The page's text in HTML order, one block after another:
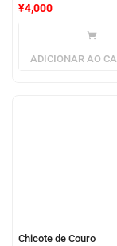
¥4,000
ADICIONAR AO
Chicote de Couro